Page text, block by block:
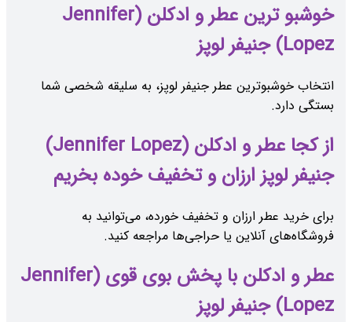
خوشبو ترین عطر و ادکلن (Jennifer
Lopez) جنیفر لوپز
انتخاب خوشبوترین عطر جنیفر لوپز، به سلیقه شخصی شما
بستگی دارد.
از کجا عطر و ادکلن (Jennifer Lopez)
جنیفر لوپز ارزان و تخفیف خوده بخریم
برای خرید عطر ارزان و تخفیف خورده، می‌توانید به
فروشگاه‌های آنلاین یا حراجی‌ها مراجعه کنید.
عطر و ادکلن با پخش بوی قوی (Jennifer
Lopez) جنیفر لوپز